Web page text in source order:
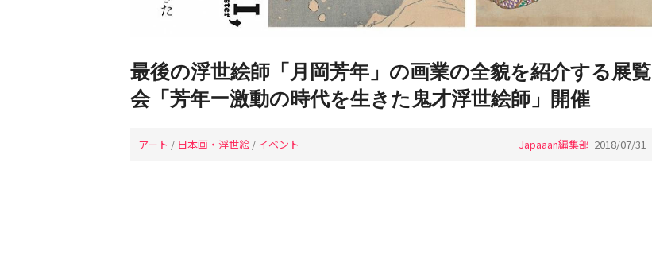
最後の浮世絵師「月岡芳年」の画業の全貌を紹介する展覧
会「芳年ー激動の時代を生きた鬼才浮世絵師」開催
アート / 日本画・浮世絵 / イベント Japaaan編集部 2018/07/31